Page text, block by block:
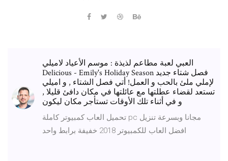
العبي لعبة مطاعم لذيذة : موسم الأعياد لاميلي
Delicious - Emily's Holiday Season فصل شتاء جديد
لإملي ملئ بالحب و العمل! أتي فصل الشتاء , و اميلي
تستعد لقضاء عطلتها مع عائلتها في مكان دافئ قليلا ,
و في أثناء تلك الأوقات تستأجر مكان ليكون
تحميل العاب كمبيوتر كاملة pc مجانا وبسرعة تنزيل
افضل العاب للكمبيوتر 2018 خفيفة برابط واحد